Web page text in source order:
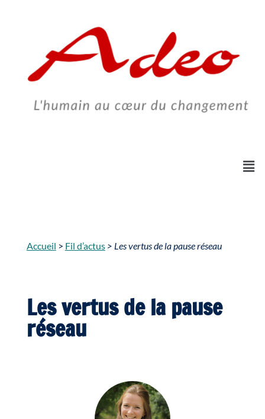
Accueil > Fil d’actus > Les vertus de la pause réseau
Les vertus de la pause
réseau